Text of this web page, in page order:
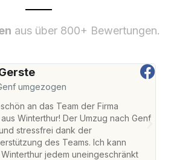
aus über 800+ Bewertungen.
umgezogen
an das Team der Firma
Winterthur! Der Umzug nach Genf
stressfrei dank der
des Teams. Ich kann
jedem uneingeschränkt